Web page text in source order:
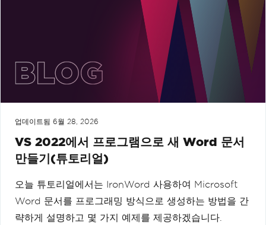
업데이트됨 6월 28, 2026
VS 2022에서 프로그램으로 새 Word 문서
만들기(튜토리얼)
오늘 튜토리얼에서는 IronWord 사용하여 Microsoft
Word 문서를 프로그래밍 방식으로 생성하는 방법을 간
략하게 설명하고 몇 가지 예제를 제공하겠습니다.